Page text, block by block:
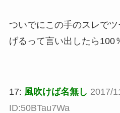
ついでにこの手のスレで
げるって言い出したら100
17: 風吹けば名無し 2017/
ID:50BTau7Wa